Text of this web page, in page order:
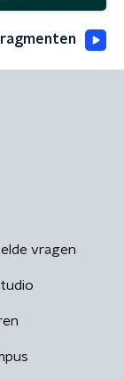
vragen